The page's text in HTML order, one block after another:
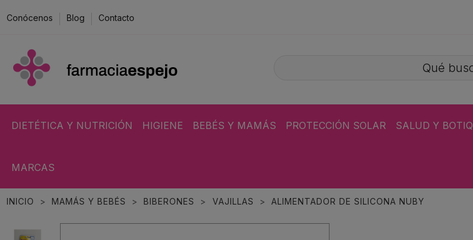
Conócenos Blog Contacto
DIETÉTICA Y NUTRICIÓN HIGIENE BEBÉS Y MAMÁS PROTECCIÓN SOLAR SALUD Y
MARCAS
INICIO MAMÁS Y BEBÉS BIBERONES VAJILLAS ALIMENTADOR DE SILICONA NUBY